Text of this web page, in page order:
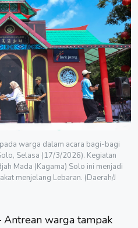
warga dalam acara bagi-bagi
Selasa (17/3/2026). Kegiatan
Mada (Kagama) Solo ini menjadi
menjelang Lebaran. (Daerah/J
Antrean warga tampak